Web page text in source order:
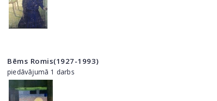
Bēms Romis(1927-1993)
piedāvājumā 1 darbs